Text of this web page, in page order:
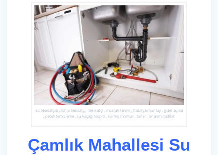
su tesisatçısı , sıhhi tesisatçı , tesisatçı , musluk tamiri , batarya montajı , gider açma
, petek temizleme , su kaçağı tespiti , korniş montajı , tamir , onarım ,tadilat
Çamlık Mahallesi Su